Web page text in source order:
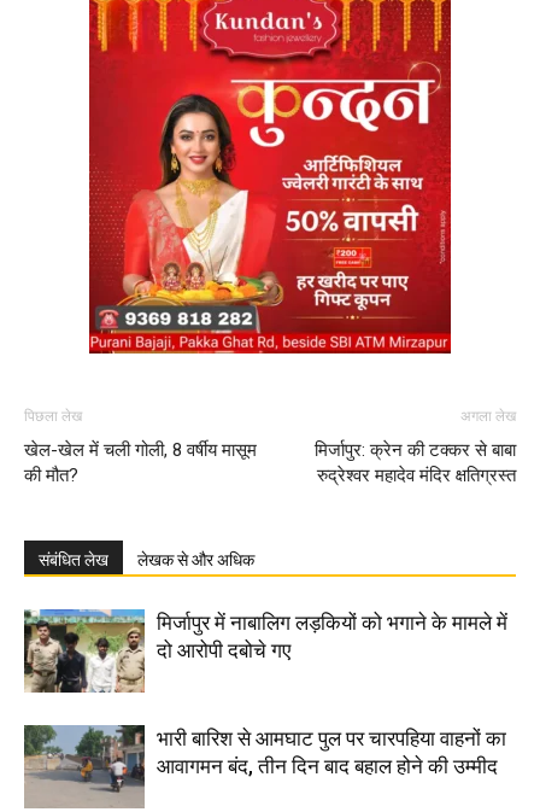
पिछला लेख
खेल-खेल में चली गोली, 8 वर्षीय मासूम
की मौत?
अगला लेख
मिर्जापुर: क्रेन की टक्कर से बाबा
रुद्रेश्वर महादेव मंदिर क्षतिग्रस्त
संबंधित लेख लेखक से और अधिक
मिर्जापुर में नाबालिग लड़कियों को भगाने के मामले में
दो आरोपी दबोचे गए
भारी बारिश से आमघाट पुल पर चारपहिया वाहनों का
आवागमन बंद, तीन दिन बाद बहाल होने की उम्मीद